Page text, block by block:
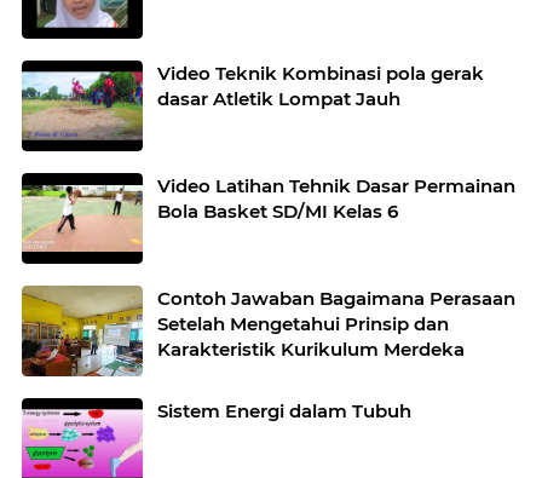
Video Teknik Kombinasi pola gerak
dasar Atletik Lompat Jauh
Video Latihan Tehnik Dasar Permainan
Bola Basket SD/MI Kelas 6
Contoh Jawaban Bagaimana Perasaan
Setelah Mengetahui Prinsip dan
Karakteristik Kurikulum Merdeka
Sistem Energi dalam Tubuh